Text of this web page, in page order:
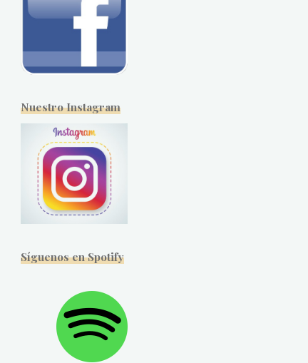
Nuestro Instagram
Síguenos en Spotify